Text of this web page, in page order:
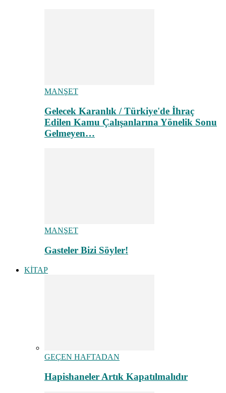
MANŞET
Gelecek Karanlık / Türkiye'de İhraç
Edilen Kamu Çalışanlarına Yönelik Sonu
Gelmeyen…
MANŞET
Gasteler Bizi Söyler!
KİTAP
GEÇEN HAFTADAN
Hapishaneler Artık Kapatılmalıdır